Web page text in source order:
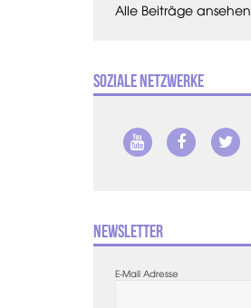
Alle Beiträge ansehen
Soziale Netzwerke
Newsletter
E-Mail Adresse